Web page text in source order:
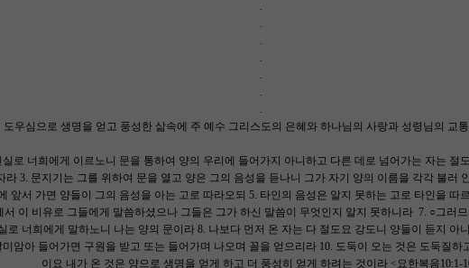
.
.
.
.
.
.
.
도우심으로 생명을 얻고 풍성한 삶속에 주 예수 그리스도의 은혜와 하나님의 사랑과 성령님의 교
로 너희에게 이르노니 문을 통하여 양의 우리에 들어가지 아니하고 다른 데로 넘어가는 자는 절
라 3. 문지기는 그를 위하여 문을 열고 양은 그의 음성을 듣나니 그가 자기 양의 이름을 각각 불러
앞서 가면 양들이 그의 음성을 아는 고로 따라오되 5. 타인의 음성은 알지 못하는 고로 타인을 따
서 이 비유로 그들에게 말씀하셨으나 그들은 그가 하신 말씀이 무엇인지 알지 못하니라 7. ○그러
로 너희에게 말하노니 나는 양의 문이라 8. 나보다 먼저 온 자는 다 절도요 강도니 양들이 듣지 아
암아 들어가면 구원을 받고 또는 들어가며 나오며 꼴을 얻으리라 10. 도둑이 오는 것은 도둑질하
이요 내가 온 것은 양으로 생명을 얻게 하고 더 풍성히 얻게 하려는 것이라 <요한복음10:1-